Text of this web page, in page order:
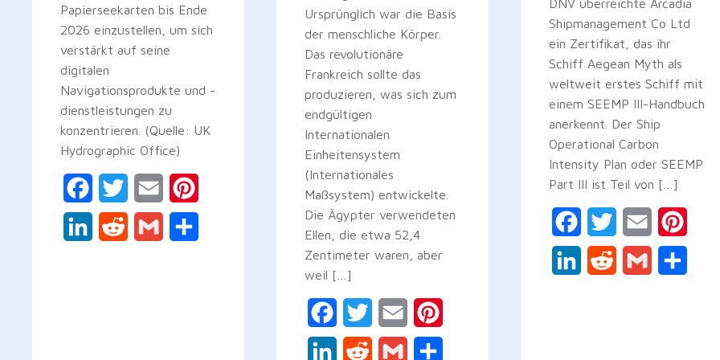
Papierseekarten bis Ende
2026 einzustellen, um sich
verstärkt auf seine
digitalen
Navigationsprodukte und -
dienstleistungen zu
konzentrieren. (Quelle: UK
Hydrographic Office)
FacebookTwitter Email
LinkedIn Reddit Gmail
Ursprünglich war die Basis
der menschliche Körper.
Das revolutionäre
Frankreich sollte das
produzieren, was sich zum
endgültigen
Internationalen
Einheitensystem
(Internationales
Maßsystem) entwickelte.
Die Ägypter verwendeten
Ellen, die etwa 52,4
Zentimeter waren, aber
weil […]
FacebookTwitterEmail
LinkedInReddit Gmail
DNV überreichte Arcadia
Shipmanagement Co Ltd
ein Zertifikat, das ihr
Schiff Aegean Myth als
weltweit erstes Schiff mit
einem SEEMP III-Handbuch
anerkennt. Der Ship
Operational Carbon
Intensity Plan oder SEEMP
Part III ist Teil von […]
FacebookTwitterEmail
LinkedInReddit Gmail